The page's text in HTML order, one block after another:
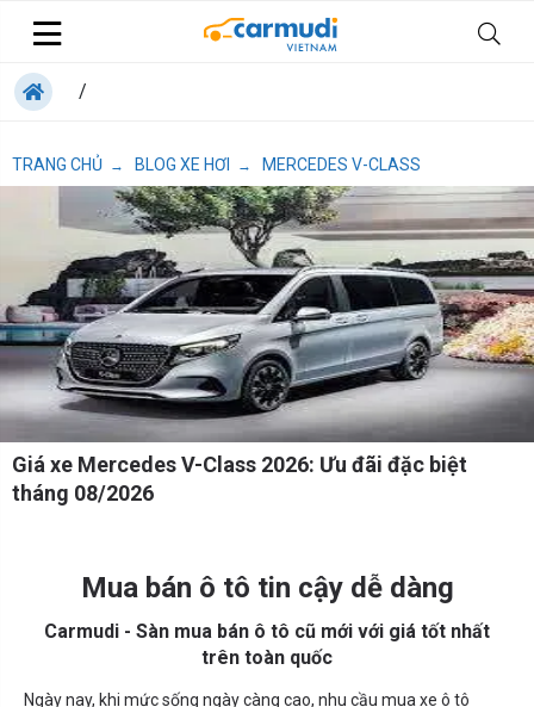
/
TRANG CHỦ → BLOG XE HƠI → MERCEDES V-CLASS
Giá xe Mercedes V-Class 2026: Ưu đãi đặc biệt
tháng 08/2026
Mua bán ô tô tin cậy dễ dàng
Carmudi - Sàn mua bán ô tô cũ mới với giá tốt nhất
trên toàn quốc
Ngày nay, khi mức sống ngày càng cao, nhu cầu mua xe ô tô